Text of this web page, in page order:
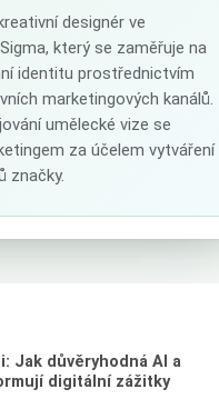
designér ve
který se zaměřuje na
identitu prostřednictvím
marketingových kanálů.
umělecké vize se
za účelem vytváření
značky.
Jak důvěryhodná AI a
digitální zážitky